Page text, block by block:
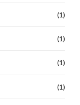
(1)
(1)
(1)
(1)